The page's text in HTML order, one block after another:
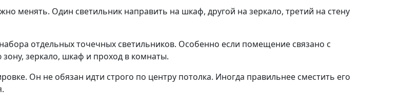
менять. Один светильник направить на шкаф, другой на зеркало, третий на стену
отдельных точечных светильников. Особенно если помещение связано с
зеркало, шкаф и проход в комнаты.
Он не обязан идти строго по центру потолка. Иногда правильнее сместить его